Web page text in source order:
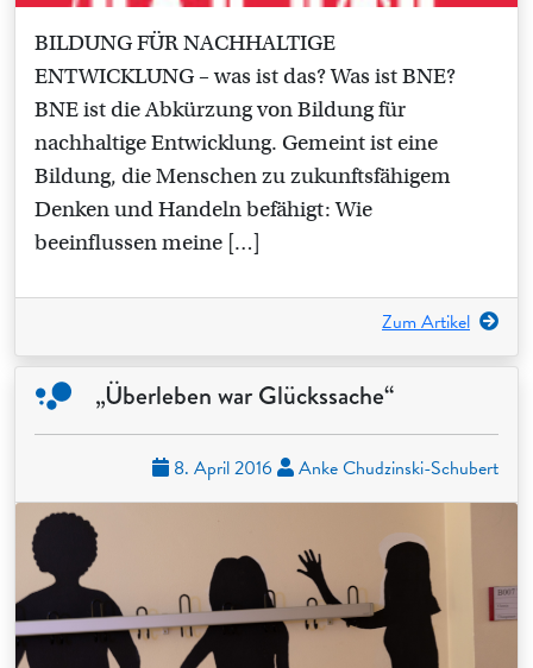
BILDUNG FÜR NACHHALTIGE
ENTWICKLUNG – was ist das? Was ist BNE?
BNE ist die Abkürzung von Bildung für
nachhaltige Entwicklung. Gemeint ist eine
Bildung, die Menschen zu zukunftsfähigem
Denken und Handeln befähigt: Wie
beeinflussen meine […]
Zum Artikel
„Überleben war Glückssache“
8. April 2016 Anke Chudzinski-Schubert